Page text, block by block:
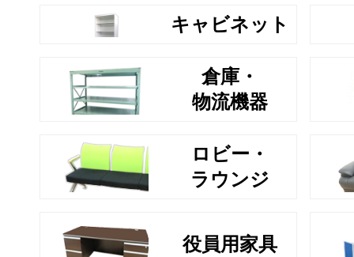
キャビネット
倉庫・
物流機器
ロビー・
ラウンジ
役員用家具